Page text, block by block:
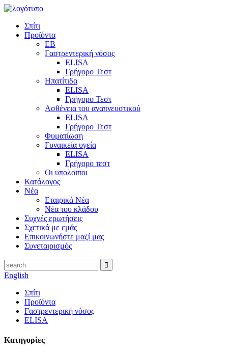
Σπίτι
Προϊόντα
EB
Γαστρεντερική νόσος
ELISA
Γρήγορο Τεστ
Ηπατίτιδα
ELISA
Γρήγορο Τεστ
Ασθένεια του αναπνευστικού
ELISA
Γρήγορο Τεστ
Φυματίωση
Γυναικεία υγεία
ELISA
Γρήγορο τεστ
Οι υπολοιποι
Κατάλογος
Νέα
Εταιρικά Νέα
Νέα του κλάδου
Συχνές ερωτήσεις
Σχετικά με εμάς
Επικοινωνήστε μαζί μας
Συνεταιρισμός
English
Σπίτι
Προϊόντα
Γαστρεντερική νόσος
ELISA
Κατηγορίες